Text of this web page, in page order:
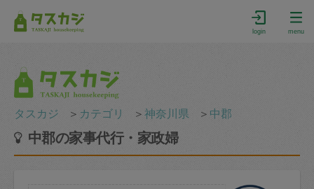
login menu
タスカジ ＞ カテゴリ ＞神奈川県 ＞ 中郡
中郡の家事代行・家政婦